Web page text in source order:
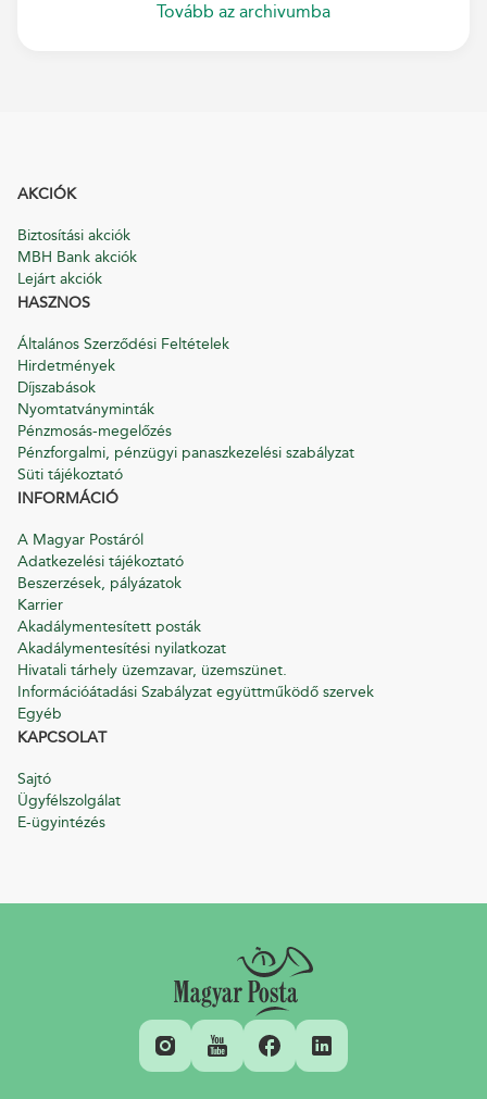
Tovább az archivumba
AKCIÓK
Biztosítási akciók
MBH Bank akciók
Lejárt akciók
HASZNOS
Általános Szerződési Feltételek
Hirdetmények
Díjszabások
Nyomtatványminták
Pénzmosás-megelőzés
Pénzforgalmi, pénzügyi panaszkezelési szabályzat
Süti tájékoztató
INFORMÁCIÓ
A Magyar Postáról
Adatkezelési tájékoztató
Beszerzések, pályázatok
Karrier
Akadálymentesített posták
Akadálymentesítési nyilatkozat
Hivatali tárhely üzemzavar, üzemszünet.
Információátadási Szabályzat együttműködő szervek
Egyéb
KAPCSOLAT
Sajtó
Ügyfélszolgálat
E-ügyintézés